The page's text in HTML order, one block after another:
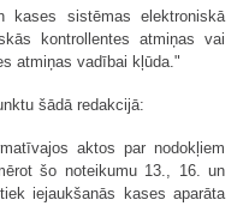
kases sistēmas elektroniskā
kontrollentes atmiņas vai
atmiņas vadībai kļūda."
šādā redakcijā:
aktos par nodokļiem
šo noteikumu 13., 16. un
iejaukšanās kases aparāta